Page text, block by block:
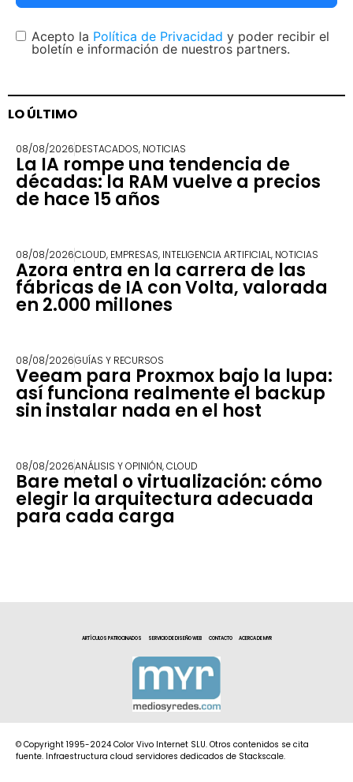
Acepto la Política de Privacidad y poder recibir el
boletín e información de nuestros partners.
LO ÚLTIMO
08/08/2026DESTACADOS, NOTICIAS
La IA rompe una tendencia de
décadas: la RAM vuelve a precios
de hace 15 años
08/08/2026CLOUD, EMPRESAS, INTELIGENCIA ARTIFICIAL, NOTICIAS
Azora entra en la carrera de las
fábricas de IA con Volta, valorada
en 2.000 millones
08/08/2026GUÍAS Y RECURSOS
Veeam para Proxmox bajo la lupa:
así funciona realmente el backup
sin instalar nada en el host
08/08/2026ANÁLISIS Y OPINIÓN,CLOUD
Bare metal o virtualización: cómo
elegir la arquitectura adecuada
para cada carga
ARTÍCULOS PATROCINADOS SERVICIO DE DISEÑO WEB CONTACTO ACERCA DE MYR
© Copyright 1995-2024 Color Vivo Internet SLU. Otros contenidos se cita
fuente. Infraestructura cloud servidores dedicados de Stackscale.